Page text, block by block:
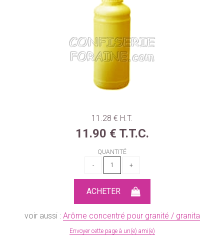
11 .28 € H.T.
11.90 € T.T.C.
QUANTITÉ
voir aussi : Arôme concentré pour granité / granita
Envoyer cette page à un(e) ami(e)